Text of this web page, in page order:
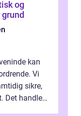
kan
Vi
sikre,
Det handler